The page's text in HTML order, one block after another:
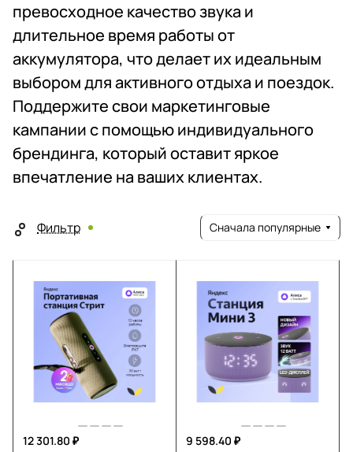
превосходное качество звука и
длительное время работы от
аккумулятора, что делает их идеальным
выбором для активного отдыха и поездок.
Поддержите свои маркетинговые
кампании с помощью индивидуального
брендинга, который оставит яркое
впечатление на ваших клиентах.
Фильтр Сначала популярные
12 301.80 ₽
9 598.40 ₽